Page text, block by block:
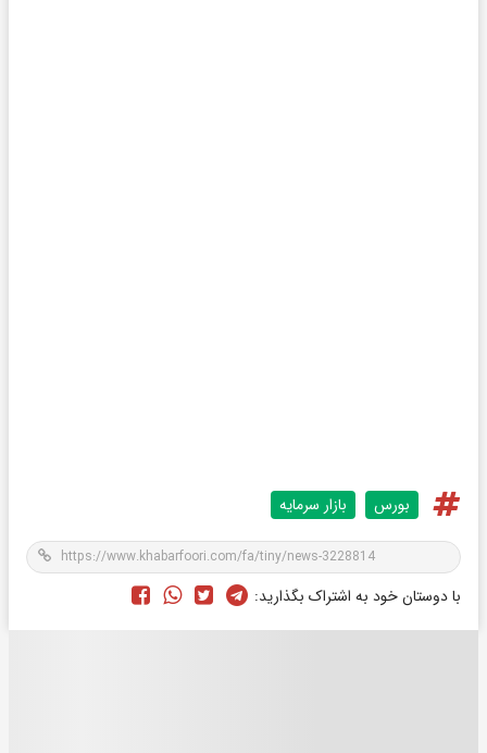
بورس بازار سرمایه
با دوستان خود به اشتراک بگذارید: